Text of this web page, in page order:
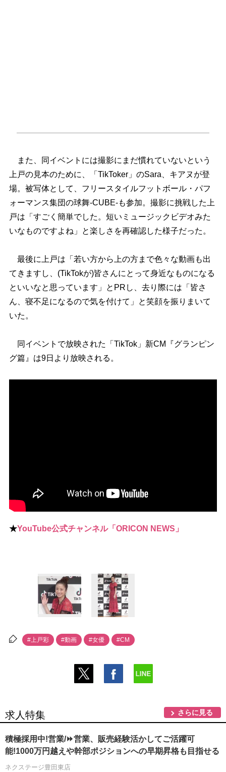
また、同イベントには撮影にまだ慣れていないという
上戸の見本のために、「TikToker」のSara、キアヌが登
場。被写体として、フリースタイルフットボール・パフ
ォーマンス集団の球舞-CUBE-も参加。撮影に挑戦した上
戸は「すごく簡単でした。短いミュージックビデオみた
いなものですよね」と楽しさを再確認した様子だった。
最後に上戸は「若い方から上の方まで色々な動画も出
てきますし、(TikTokが)皆さんにとって身近なものになる
といいなと思っています」とPRし、去り際には「皆さ
ん、寝不足になるので気を付けて」と笑顔を振りまいて
いた。
同イベントで放映された「TikTok」新CM『グランピン
グ篇』は9日より放映される。
★YouTube公式チャンネル「ORICON NEWS」
#上戸彩 #動画 #女優 #CM
求人特集 さらに見る
積極採用中!営業/⏩️営業、販売経験活かしてご活躍可
能!1000万円越えや幹部ポジションへの早期昇格も目指せる
ネクステージ豊田東店